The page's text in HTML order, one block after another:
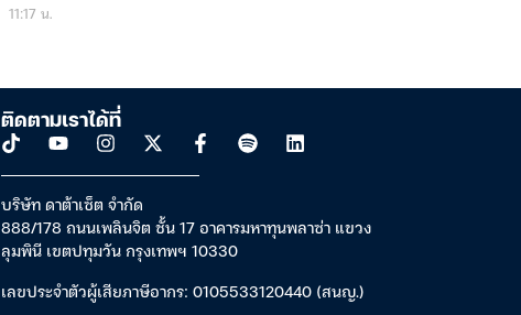
11:17 น.
ติดตามเราได้ที่
บริษัท ดาต้าเซ็ต จำกัด
888/178 ถนนเพลินจิต ชั้น 17 อาคารมหาทุนพลาซ่า แขวง
ลุมพินี เขตปทุมวัน กรุงเทพฯ 10330
เลขประจำตัวผู้เสียภาษีอากร: 0105533120440 (สนญ.)